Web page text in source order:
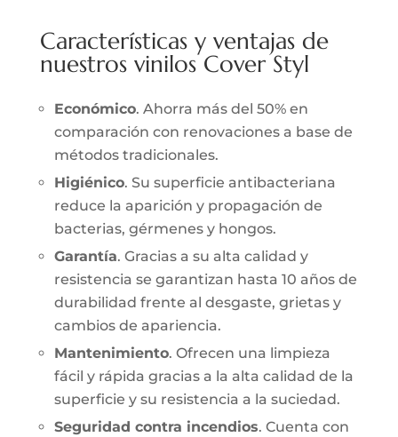
Características y ventajas de
nuestros vinilos Cover Styl
Económico. Ahorra más del 50% en
comparación con renovaciones a base de
métodos tradicionales.
Higiénico. Su superficie antibacteriana
reduce la aparición y propagación de
bacterias, gérmenes y hongos.
Garantía. Gracias a su alta calidad y
resistencia se garantizan hasta 10 años de
durabilidad frente al desgaste, grietas y
cambios de apariencia.
Mantenimiento. Ofrecen una limpieza
fácil y rápida gracias a la alta calidad de la
superficie y su resistencia a la suciedad.
Seguridad contra incendios. Cuenta con